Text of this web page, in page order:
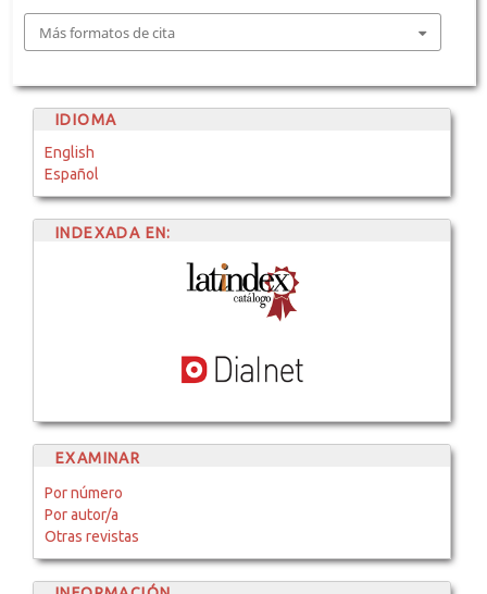
Más formatos de cita
IDIOMA
English
Español
INDEXADA EN:
EXAMINAR
Por número
Por autor/a
Otras revistas